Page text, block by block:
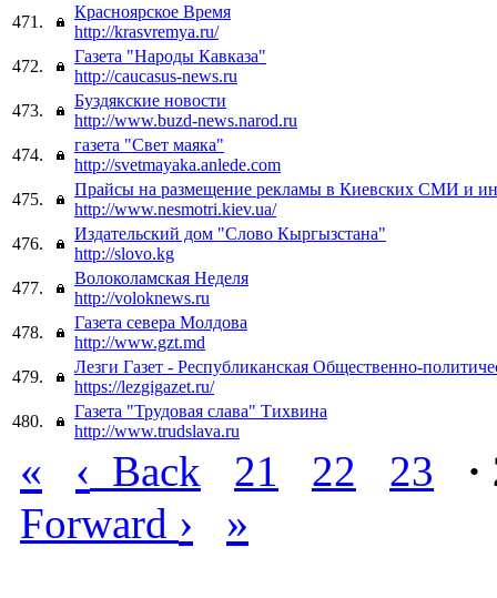
471.
Красноярское Время
http://krasvremya.ru/
472.
Газета "Народы Кавказа"
http://caucasus-news.ru
473.
Буздякские новости
http://www.buzd-news.narod.ru
474.
газета "Свет маяка"
http://svetmayaka.anlede.com
475.
Прайсы на размещение рекламы в Киевских СМИ и
http://www.nesmotri.kiev.ua/
476.
Издательский дом "Слово Кыргызстана"
http://slovo.kg
477.
Волоколамская Неделя
http://voloknews.ru
478.
Газета севера Молдова
http://www.gzt.md
479.
Лезги Газет - Республиканская Общественно-
https://lezgigazet.ru/
480.
Газета "Трудовая слава" Тихвина
http://www.trudslava.ru
« ‹ Back 21 22 23
Forward › »